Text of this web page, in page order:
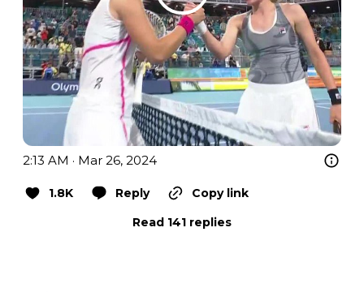
2:13 AM · Mar 26, 2024
1.8K Reply
Copy link
Read 141 replies